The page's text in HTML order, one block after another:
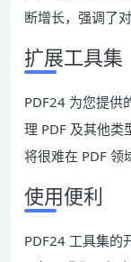
断增长，强调了
扩展工具集
PDF24 为您提供
理 PDF 及其他类
将很难在 PDF 领
使用便利
PDF24 工具集的